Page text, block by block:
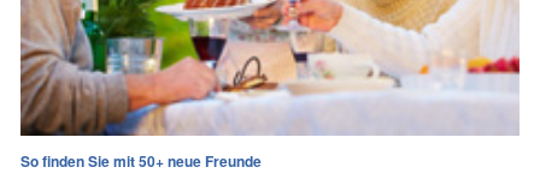
So finden Sie mit 50+ neue Freunde